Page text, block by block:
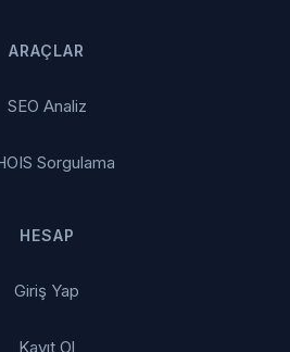
ARAÇLAR
SEO Analiz
Sorgulama
HESAP
Giriş Yap
Kayıt Ol